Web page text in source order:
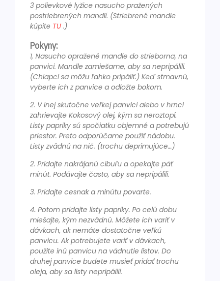
3 polievkové lyžice nasucho pražených
postriebrených mandlí. (Striebrené mandle
kúpite TU.)
Pokyny:
1, Nasucho opražené mandle do strieborna, na
panvici. Mandle zamiešame, aby sa nepripálili.
(Chlapci sa môžu ľahko pripáliť.) Keď stmavnú,
vyberte ich z panvice a odložte bokom.
2. V inej skutočne veľkej panvici alebo v hrnci
zahrievajte Kokosový olej, kým sa neroztopí.
Listy papriky sú spočiatku objemné a potrebujú
priestor. Preto odporúčame použiť nádobu.
Listy zvädnú na nič. (trochu deprimujúce…)
2. Pridajte nakrájanú cibuľu a opekajte päť
minút. Podávajte často, aby sa nepripálili.
3. Pridajte cesnak a minútu povarte.
4. Potom pridajte listy papriky. Po celú dobu
miešajte, kým nezvädnú. Môžete ich variť v
dávkach, ak nemáte dostatočne veľkú
panvicu. Ak potrebujete variť v dávkach,
použite inú panvicu na vädnutie listov. Do
druhej panvice budete musieť pridať trochu
oleja, aby sa listy nepripálili.